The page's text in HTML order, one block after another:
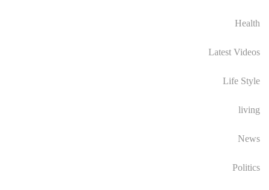
Health
Latest Videos
Life Style
living
News
Politics